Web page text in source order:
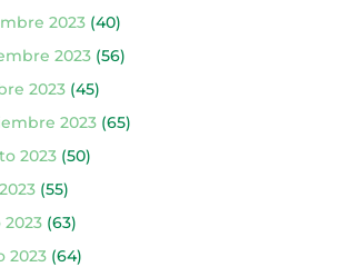
2023(40)
2023(56)
2023(45)
2023(65)
2023(50)
(55)
(63)
2023(64)